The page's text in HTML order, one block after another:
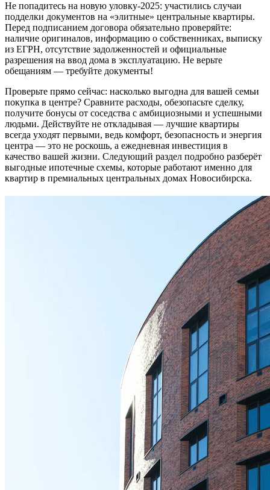
Не попадитесь на новую уловку-2025: участились случаи
подделки документов на «элитные» центральные квартиры.
Перед подписанием договора обязательно проверяйте:
наличие оригиналов, информацию о собственниках, выписку
из ЕГРН, отсутствие задолженностей и официальные
разрешения на ввод дома в эксплуатацию. Не верьте
обещаниям — требуйте документы!
Проверьте прямо сейчас: насколько выгодна для вашей семьи
покупка в центре? Сравните расходы, обезопасьте сделку,
получите бонусы от соседства с амбициозными и успешными
людьми. Действуйте не откладывая — лучшие квартиры
всегда уходят первыми, ведь комфорт, безопасность и энергия
центра — это не роскошь, а ежедневная инвестиция в
качество вашей жизни. Следующий раздел подробно разберёт
выгодные ипотечные схемы, которые работают именно для
квартир в премиальных центральных домах Новосибирска.